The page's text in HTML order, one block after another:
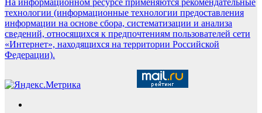
На информационном ресурсе применяются рекомендательные
технологии (информационные технологии предоставления
информации на основе сбора, систематизации и анализа
сведений, относящихся к предпочтениям пользователей сети
«Интернет», находящихся на территории Российской
Федерации).